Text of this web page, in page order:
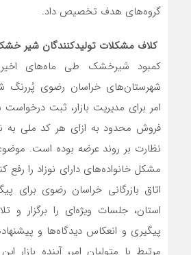
گروه‌های هدف تخصیص داد.
کلاف مشکلات تولیدکنندگان شیر
کمبود شیرخشک طی ماه‌های
شهرستان‌های خراسان رضوی پُررنگ
امر برای مدیریت بازار، ثبت
فروش محدود به ازای هر کد ملی به
نظارت بر روند عرضه بوده است.
مشکل خانواده‌های دارای نوزاد را
اتاق بازرگانی خراسان رضوی برای
استان، جلسات ویژه‌ای را برگزار و
پیگیری و انعکاس دیدگاه‌ها و
مرتبط با متولیان امر، آینده